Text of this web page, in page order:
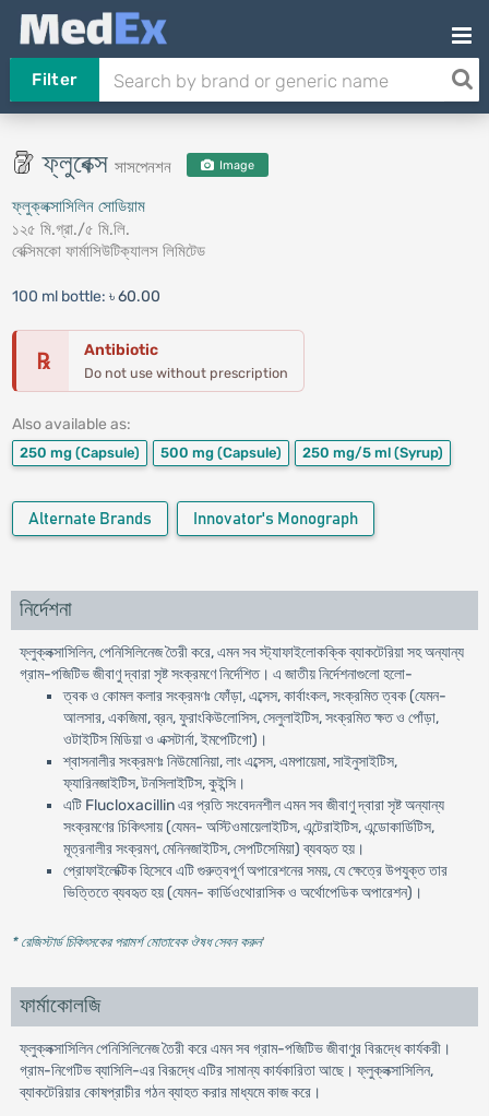
Filter
ফ্লুবেক্স সাসপেনশন Image
ফ্লুক্লক্সাসিলিন সোডিয়াম
১২৫ মি.গ্রা./৫ মি.লি.
বেক্সিমকো ফার্মাসিউটিক্যালস লিমিটেড
100 ml bottle: ৳ 60.00
℞ Antibiotic
Do not use without prescription
Also available as:
250 mg (Capsule) 500 mg (Capsule) 250 mg/5 ml (Syrup)
Alternate Brands Innovator's Monograph
নির্দেশনা
ফ্লুক্লক্সাসিলিন, পেনিসিলিনেজ তৈরী করে, এমন সব স্ট্যাফাইলোকক্কি ব্যাকটেরিয়া সহ অন্যান্য
গ্রাম-পজিটিভ জীবাণু দ্বারা সৃষ্ট সংক্রমণে নির্দেশিত। এ জাতীয় নির্দেশনাগুলো হলো-
ত্বক ও কোমল কলার সংক্রমণঃ ফোঁড়া, এব্সেস, কার্বাংকল, সংক্রমিত ত্বক (যেমন-
আলসার, একজিমা, ব্রন, ফুরাংকিউলোসিস, সেলুলাইটিস, সংক্রমিত ক্ষত ও পোঁড়া,
ওটাইটিস মিডিয়া ও এক্সটার্না, ইমপেটিগো)।
শ্বাসনালীর সংক্রমণঃ নিউমোনিয়া, লাং এব্সেস, এমপায়েমা, সাইনুসাইটিস,
ফ্যারিনজাইটিস, টনসিলাইটিস, কুইন্সি।
এটি Flucloxacillin এর প্রতি সংবেদনশীল এমন সব জীবাণু দ্বারা সৃষ্ট অন্যান্য
সংক্রমণের চিকিৎসায় (যেমন- অস্টিওমায়েলাইটিস, এন্টেরাইটিস, এন্ডোকার্ডিটিস,
মূত্রনালীর সংক্রমণ, মেনিনজাইটিস, সেপটিসেমিয়া) ব্যবহৃত হয়।
প্রোফাইলেক্টিক হিসেবে এটি গুরুত্বপূর্ণ অপারেশনের সময়, যে ক্ষেত্রে উপযুক্ত তার
ভিত্তিতে ব্যবহৃত হয় (যেমন- কার্ডিওথোরাসিক ও অর্থোপেডিক অপারেশন)।
* রেজিস্টার্ড চিকিৎসকের পরামর্শ মোতাবেক ঔষধ সেবন করুন'
ফার্মাকোলজি
ফ্লুক্লক্সাসিলিন পেনিসিলিনেজ তৈরী করে এমন সব গ্রাম-পজিটিভ জীবাণুর বিরূদ্ধে কার্যকরী।
গ্রাম-নিগেটিভ ব্যাসিলি-এর বিরূদ্ধে এটির সামান্য কার্যকারিতা আছে। ফ্লুক্লক্সাসিলিন,
ব্যাকটেরিয়ার কোষপ্রাচীর গঠন ব্যাহত করার মাধ্যমে কাজ করে।